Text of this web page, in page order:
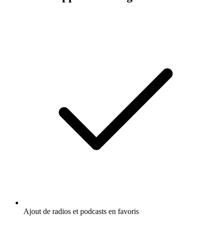
Ajout de radios et podcasts en favoris